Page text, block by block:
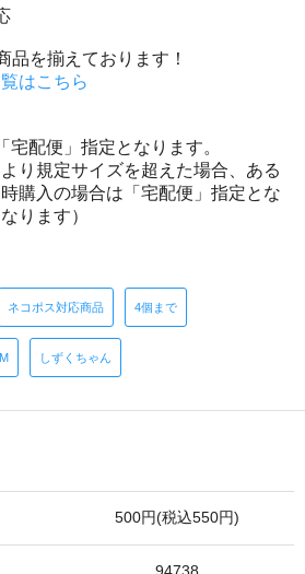
品を揃えております！
はこちら
配便」指定となります。
り規定サイズを超えた場合、ある
購入の場合は「宅配便」指定とな
ります）
ネコポス対応商品 4個まで
しずくちゃん
500円(税込550円)